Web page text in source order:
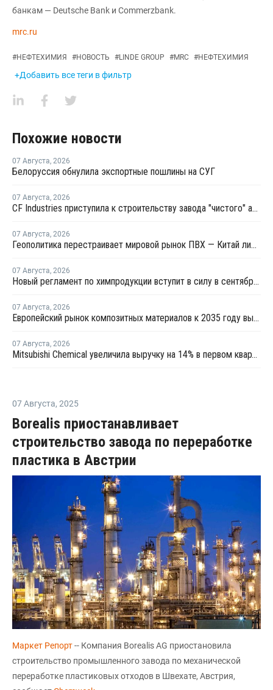
банкам — Deutsche Bank и Commerzbank.
mrc.ru
#НЕФТЕХИМИЯ #НОВОСТЬ #LINDE GROUP #MRC #НЕФТЕХИМИЯ
+Добавить все теги в фильтр
Похожие новости
07 Августа, 2026
Белоруссия обнулила экспортные пошлины на СУГ
07 Августа, 2026
CF Industries приступила к строительству завода "чистого" аммиака за USD4 миллиарда
07 Августа, 2026
Геополитика перестраивает мировой рынок ПВХ — Китай лидирует в экспорте
07 Августа, 2026
Новый регламент по химпродукции вступит в силу в сентябре 2027 года
07 Августа, 2026
Европейский рынок композитных материалов к 2035 году вырастет до USD47,5 млрд
07 Августа, 2026
Mitsubishi Chemical увеличила выручку на 14% в первом квартале японского финансового года
07 Августа, 2025
Borealis приостанавливает
строительство завода по переработке
пластика в Австрии
Маркет Репорт-- Компания Borealis AG приостановила
строительство промышленного завода по механической
переработке пластиковых отходов в Швехате, Австрия,